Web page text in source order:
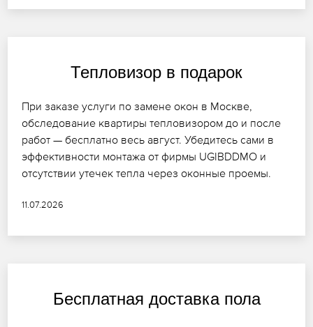
Тепловизор в подарок
При заказе услуги по замене окон в Москве,
обследование квартиры тепловизором до и после
работ — бесплатно весь август. Убедитесь сами в
эффективности монтажа от фирмы UGIBDDMO и
отсутствии утечек тепла через оконные проемы.
11.07.2026
Бесплатная доставка пола